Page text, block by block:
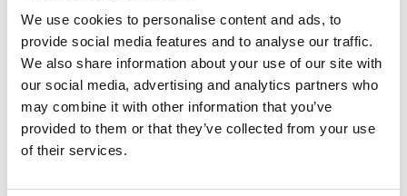
We use cookies to personalise content and ads, to
provide social media features and to analyse our traffic.
We also share information about your use of our site with
our social media, advertising and analytics partners who
may combine it with other information that you’ve
provided to them or that they’ve collected from your use
of their services.